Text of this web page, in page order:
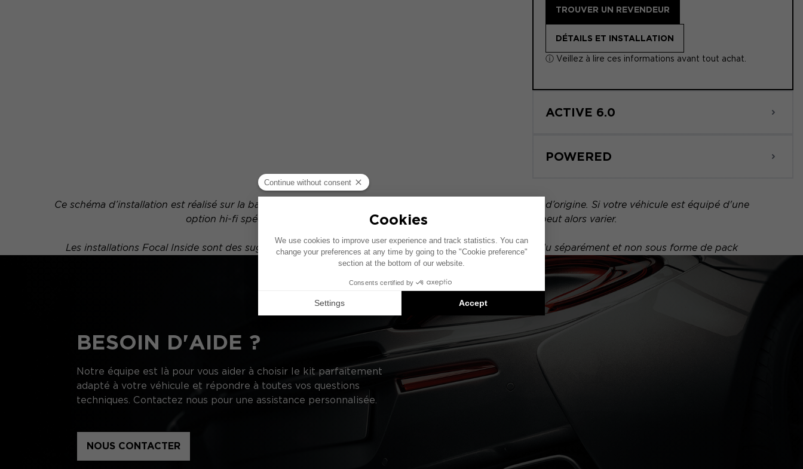
TROUVER UN REVENDEUR
DÉTAILS ET INSTALLATION
ⓘ Veillez à lire ces informations avant tout achat.
ACTIVE 6.0
POWERED
Ce schéma d’installation est réalisé sur la base d’un véhicule comprenant un système audio constructeur d’origine. Si votre véhicule est équipé d'une
option hi-fi spécifique, le placement des éléments présentés sur ce schéma peut alors varier.
Les installations Focal Inside sont des suggestions de produits compatibles : chaque élément est vendu séparément et non sous forme de pack
BESOIN D'AIDE ?
Notre équipe est là pour vous aider à choisir le kit parfaitement
adapté à votre véhicule et répondre à toutes vos questions
techniques. Contactez nous pour une assistance personnalisée.
NOUS CONTACTER